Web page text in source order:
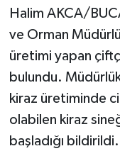
Halim AKCA/
ve Orman
üretimi yapan
bulundu.
kiraz üretiminde
olabilen kiraz
başladığı bildirildi.